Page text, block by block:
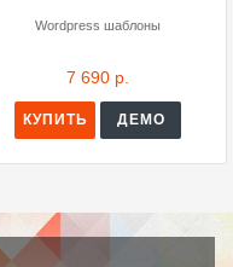
Wordpress шаблоны
7 690 р.
КУПИТЬ ДЕМО